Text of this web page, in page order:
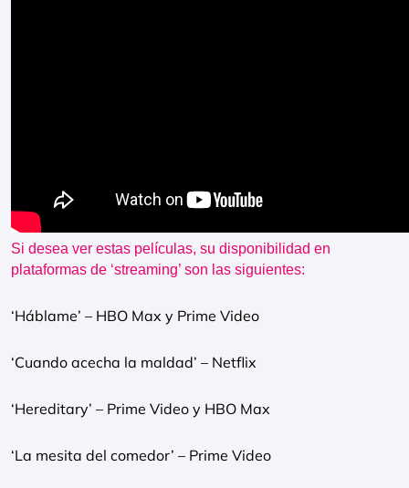
Si desea ver estas películas, su disponibilidad en
plataformas de ‘streaming’ son las siguientes:
‘Háblame’ – HBO Max y Prime Video
‘Cuando acecha la maldad’ – Netflix
‘Hereditary’ – Prime Video y HBO Max
‘La mesita del comedor’ – Prime Video